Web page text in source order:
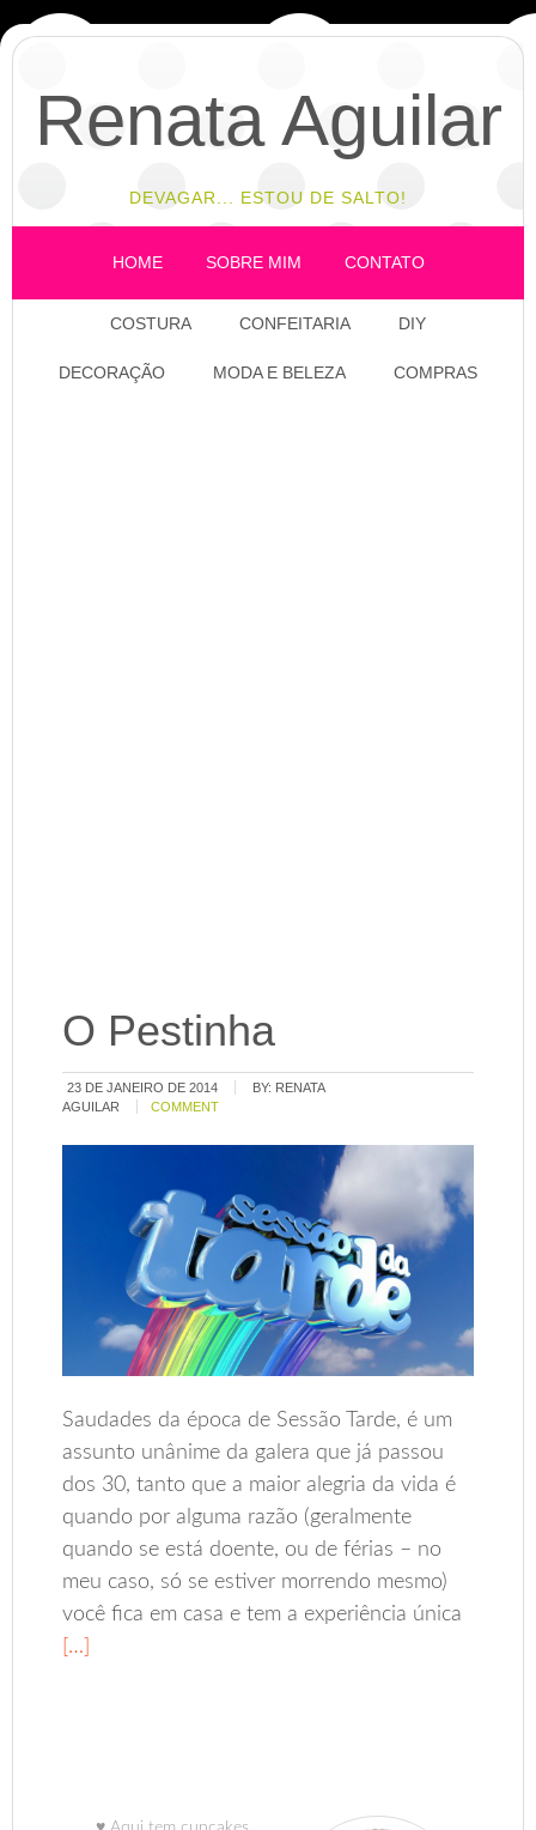
Renata Aguilar
DEVAGAR... ESTOU DE SALTO!
HOME SOBRE MIM CONTATO
COSTURA CONFEITARIA DIY
DECORAÇÃO MODA E BELEZA COMPRAS
O Pestinha
23 DE JANEIRO DE 2014 BY: RENATA
AGUILAR
COMMENT
Saudades da época de Sessão Tarde, é um
assunto unânime da galera que já passou
dos 30, tanto que a maior alegria da vida é
quando por alguma razão (geralmente
quando se está doente, ou de férias – no
meu caso, só se estiver morrendo mesmo)
você fica em casa e tem a experiência única
[…]